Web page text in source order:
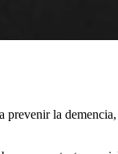
la